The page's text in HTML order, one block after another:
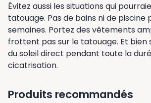
Évitez aussi les situations qui
tatouage. Pas de bains ni de piscine
semaines. Portez des vêtements
frottent pas sur le tatouage. Et bien
du soleil direct pendant toute la
cicatrisation.
Produits recommandés